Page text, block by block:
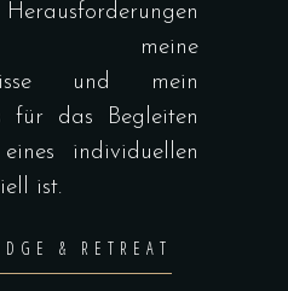
meine
und mein
für das Begleiten
individuellen
ist.
& RETREAT